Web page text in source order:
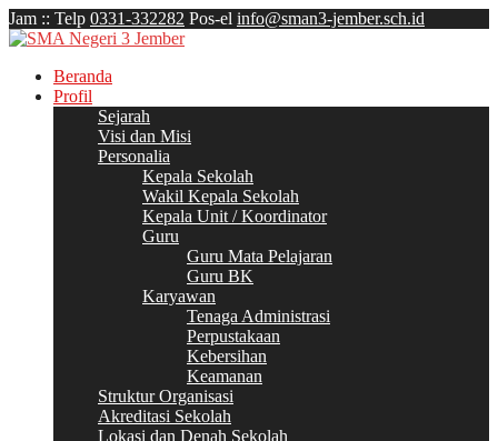
Jam :: Telp 0331-332282 Pos-el info@sman3-jember.sch.id
Beranda
Profil
Sejarah
Visi dan Misi
Personalia
Kepala Sekolah
Wakil Kepala Sekolah
Kepala Unit / Koordinator
Guru
Guru Mata Pelajaran
Guru BK
Karyawan
Tenaga Administrasi
Perpustakaan
Kebersihan
Keamanan
Struktur Organisasi
Akreditasi Sekolah
Lokasi dan Denah Sekolah